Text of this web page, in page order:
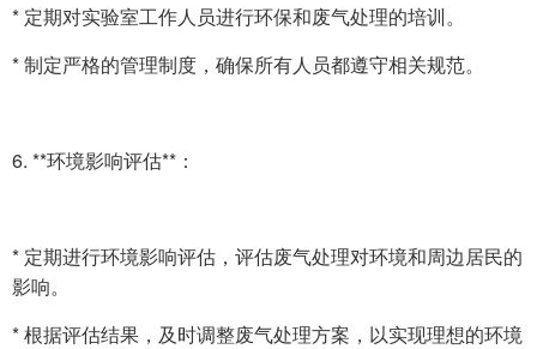
* 定期对实验室工作人员进行环保和废气处理的培训。
* 制定严格的管理制度，确保所有人员都遵守相关规范。
6. **环境影响评估**：
* 定期进行环境影响评估，评估废气处理对环境和周边居民的
影响。
* 根据评估结果，及时调整废气处理方案，以实现理想的环境